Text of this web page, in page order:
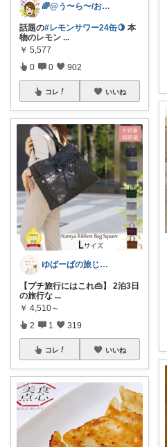
🌈@う〜ら〜/お得✨美味しい✨素敵✨
話題の#レモンサワー24缶🍋 本
物のレモン ...
￥ 5,577
0 0 902
コレ いいね
ゆばーばの旅じたく
【プチ旅行にはこれ👜】 2泊3日
の旅行な ...
￥ 4,510～
2 1 319
コレ いいね